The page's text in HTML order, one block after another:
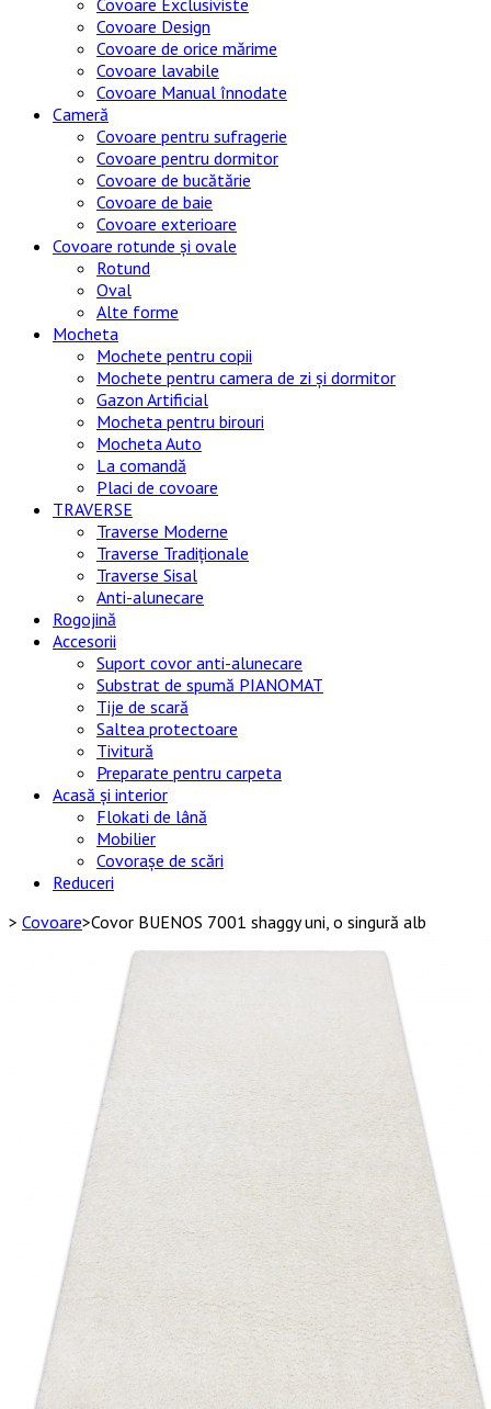
Covoare Exclusiviste
Covoare Design
Covoare de orice mărime
Covoare lavabile
Covoare Manual înnodate
Cameră
Covoare pentru sufragerie
Covoare pentru dormitor
Covoare de bucătărie
Covoare de baie
Covoare exterioare
Covoare rotunde și ovale
Rotund
Oval
Alte forme
Mocheta
Mochete pentru copii
Mochete pentru camera de zi și dormitor
Gazon Artificial
Mocheta pentru birouri
Mocheta Auto
La comandă
Placi de covoare
TRAVERSE
Traverse Moderne
Traverse Tradiționale
Traverse Sisal
Anti-alunecare
Rogojină
Accesorii
Suport covor anti-alunecare
Substrat de spumă PIANOMAT
Tije de scară
Saltea protectoare
Tivitură
Preparate pentru carpeta
Acasă și interior
Flokati de lână
Mobilier
Covorașe de scări
Reduceri
> Covoare>Covor BUENOS 7001 shaggy uni, o singură alb